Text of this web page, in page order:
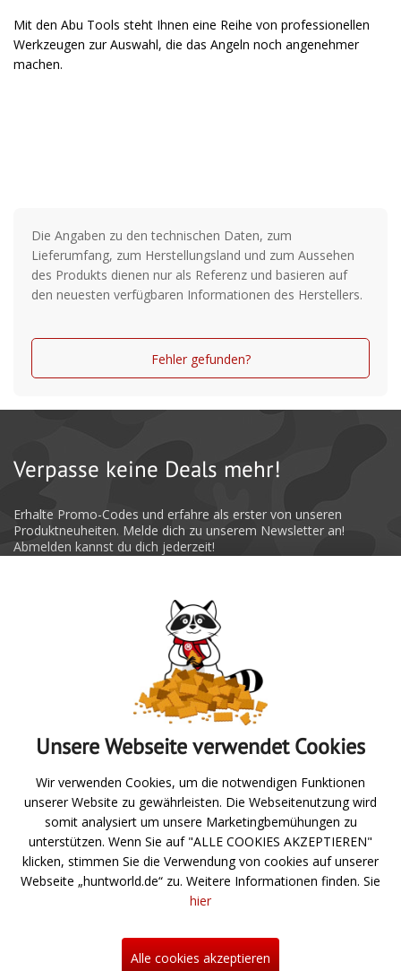
Mit den Abu Tools steht Ihnen eine Reihe von professionellen
Werkzeugen zur Auswahl, die das Angeln noch angenehmer
machen.
Die Angaben zu den technischen Daten, zum
Lieferumfang, zum Herstellungsland und zum Aussehen
des Produkts dienen nur als Referenz und basieren auf
den neuesten verfügbaren Informationen des Herstellers.
Fehler gefunden?
Verpasse keine Deals mehr!
Erhalte Promo-Codes und erfahre als erster von unseren
Produktneuheiten. Melde dich zu unserem Newsletter an!
Abmelden kannst du dich jederzeit!
Absenden
Angeln
Jagd- und Schießsport
Über uns
Unsere Webseite verwendet Cookies
Wir verwenden Cookies, um die notwendigen Funktionen
unserer Website zu gewährleisten. Die Webseitenutzung wird
somit analysiert um unsere Marketingbemühungen zu
unterstützen. Wenn Sie auf "ALLE COOKIES AKZEPTIEREN"
klicken, stimmen Sie die Verwendung von cookies auf unserer
Webseite „huntworld.de“ zu. Weitere Informationen finden. Sie
hier
Alle cookies akzeptieren